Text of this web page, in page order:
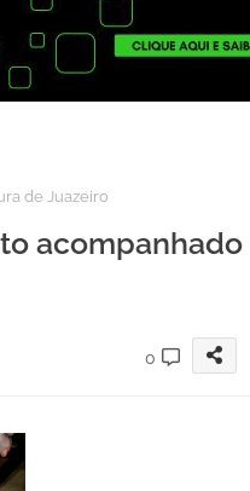
de Juazeiro
acompanhado
0